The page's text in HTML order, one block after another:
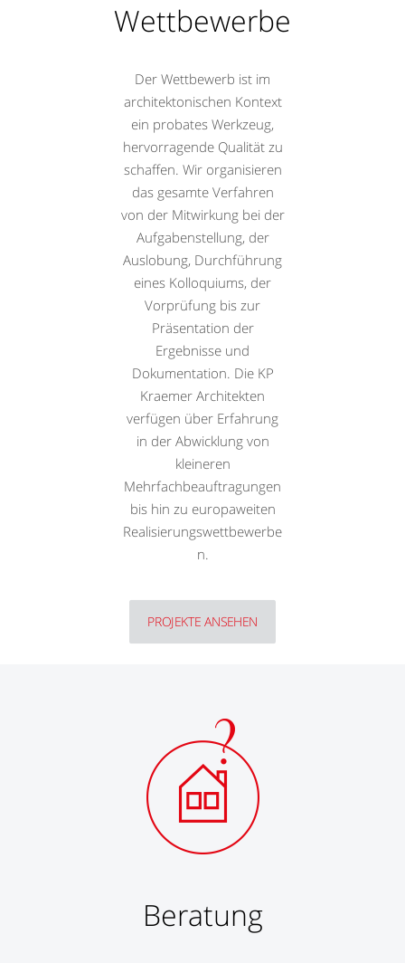
Wettbewerbe
Der Wettbewerb ist im
architektonischen Kontext
ein probates Werkzeug,
hervorragende Qualität zu
schaffen. Wir organisieren
das gesamte Verfahren
von der Mitwirkung bei der
Aufgabenstellung, der
Auslobung, Durchführung
eines Kolloquiums, der
Vorprüfung bis zur
Präsentation der
Ergebnisse und
Dokumentation. Die KP
Kraemer Architekten
verfügen über Erfahrung
in der Abwicklung von
kleineren
Mehrfachbeauftragungen
bis hin zu europaweiten
Realisierungswettbewerbe
n.
PROJEKTE ANSEHEN
Beratung